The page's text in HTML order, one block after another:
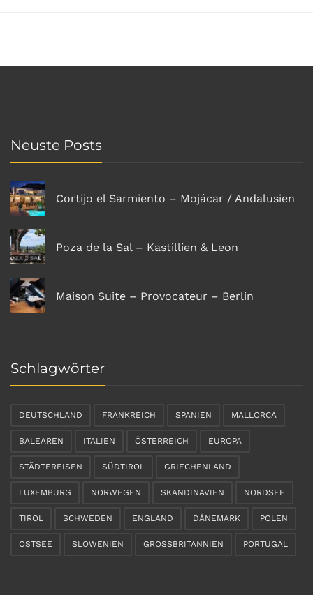
Neuste Posts
Cortijo el Sarmiento – Mojácar / Andalusien
Poza de la Sal – Kastillien & Leon
Maison Suite – Provocateur – Berlin
Schlagwörter
DEUTSCHLAND FRANKREICH SPANIEN MALLORCA
BALEAREN ITALIEN ÖSTERREICH EUROPA
STÄDTEREISEN SÜDTIROL GRIECHENLAND
LUXEMBURG NORWEGEN SKANDINAVIEN NORDSEE
TIROL SCHWEDEN ENGLAND DÄNEMARK POLEN
OSTSEE SLOWENIEN GROSSBRITANNIEN PORTUGAL